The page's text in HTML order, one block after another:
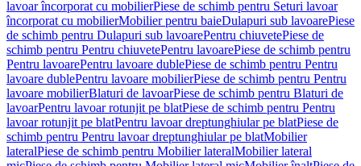
lavoar încorporat cu mobilierPiese de schimb pentru Seturi lavoar
încorporat cu mobilierMobilier pentru baieDulapuri sub lavoarePiese
de schimb pentru Dulapuri sub lavoarePentru chiuvetePiese de
schimb pentru Pentru chiuvetePentru lavoarePiese de schimb pentru
Pentru lavoarePentru lavoare dublePiese de schimb pentru Pentru
lavoare dublePentru lavoare mobilierPiese de schimb pentru Pentru
lavoare mobilierBlaturi de lavoarPiese de schimb pentru Blaturi de
lavoarPentru lavoar rotunjit pe blatPiese de schimb pentru Pentru
lavoar rotunjit pe blatPentru lavoar dreptunghiular pe blatPiese de
schimb pentru Pentru lavoar dreptunghiular pe blatMobilier
lateralPiese de schimb pentru Mobilier lateralMobilier lateral